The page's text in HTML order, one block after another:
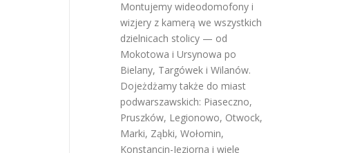
Montujemy wideodomofony i
wizjery z kamerą we wszystkich
dzielnicach stolicy — od
Mokotowa i Ursynowa po
Bielany, Targówek i Wilanów.
Dojeżdżamy także do miast
podwarszawskich: Piaseczno,
Pruszków, Legionowo, Otwock,
Marki, Ząbki, Wołomin,
Konstancin-Jeziorna i wiele